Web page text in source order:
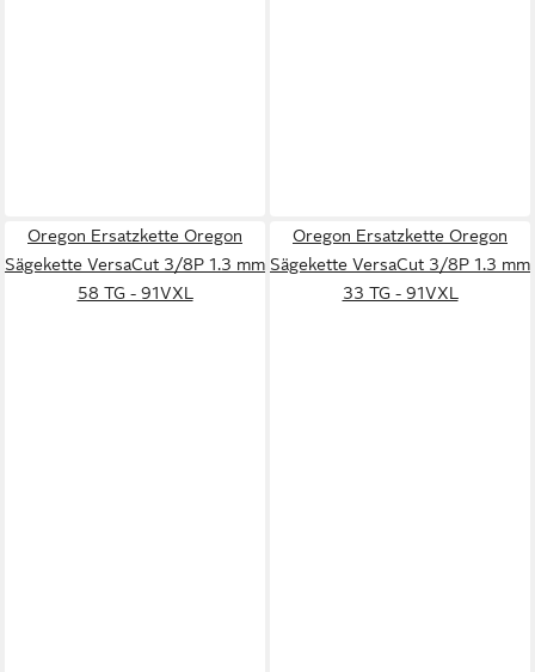
Oregon Ersatzkette Oregon
Sägekette VersaCut 3/8P 1.3 mm
58 TG - 91VXL
Oregon Ersatzkette Oregon
Sägekette VersaCut 3/8P 1.3 mm
33 TG - 91VXL